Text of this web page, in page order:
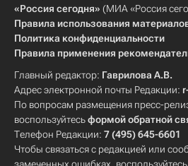
«Россия сегодня» (МИА «Россия
Правила использования
Политика конфиденциальности
Правила применения
Главный редактор: Гаврилова А.В.
Адрес электронной почты Редакции:
По вопросам размещения пресс-
воспользуйтесьформой обратной
Телефон Редакции: 7 (495) 645-6601
Чтобы связаться с редакцией или